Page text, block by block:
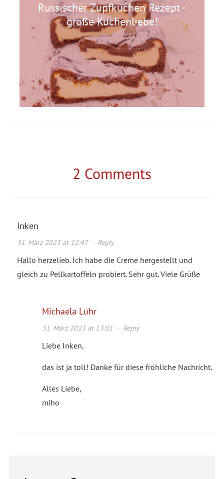
Russischer Zupfkuchen Rezept -
große Kuchenliebe!
2 Comments
Inken
31. März 2023 at 12:47· Reply
Hallo herzelieb. Ich habe die Creme hergestellt und
gleich zu Pellkartoffeln probiert. Sehr gut. Viele Grüße
Michaela Lühr
31. März 2023 at 13:01 · Reply
Liebe Inken,
das ist ja toll! Danke für diese fröhliche Nachricht.
Alles Liebe,
miho